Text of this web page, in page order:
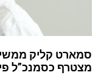
סמארט קליק
מצטרף כסמנכ”ל